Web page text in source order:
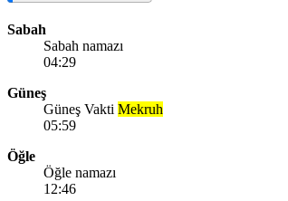
Sabah
Sabah namazı
04:29
Güneş
Güneş Vakti Mekruh
05:59
Öğle
Öğle namazı
12:46